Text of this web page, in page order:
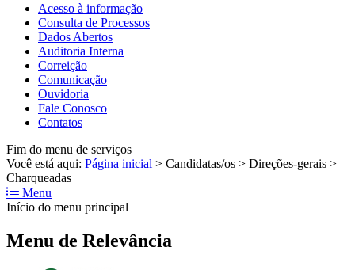
Acesso à informação
Consulta de Processos
Dados Abertos
Auditoria Interna
Correição
Comunicação
Ouvidoria
Fale Conosco
Contatos
Fim do menu de serviços
Você está aqui: Página inicial > Candidatas/os > Direções-gerais >
Charqueadas
Menu
Início do menu principal
Menu de Relevância